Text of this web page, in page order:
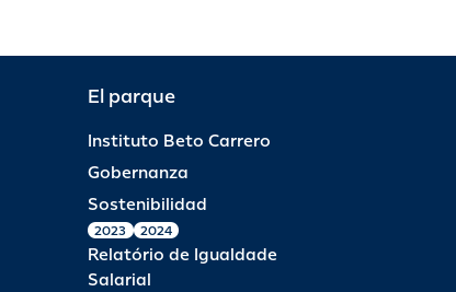
El parque
Instituto Beto Carrero
Gobernanza
Sostenibilidad
2023 2024
Relatório de Igualdade
Salarial